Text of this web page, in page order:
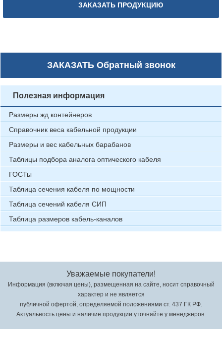
ЗАКАЗАТЬ ПРОДУКЦИЮ
ЗАКАЗАТЬОбратный звонок
Полезная информация
Размеры жд контейнеров
Справочник веса кабельной продукции
Размеры и вес кабельных барабанов
Таблицы подбора аналога оптического кабеля
ГОСТы
Таблица сечения кабеля по мощности
Таблица сечений кабеля СИП
Таблица размеров кабель-каналов
Уважаемые покупатели!
Информация (включая цены), размещенная на сайте, носит справочный
характер и не является
публичной офертой, определяемой положениями ст. 437 ГК РФ.
Актуальность цены и наличие продукции уточняйте у менеджеров.